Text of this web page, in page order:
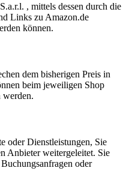
, mittels dessen durch die
Links zu Amazon.de
können.
dem bisherigen Preis in
beim jeweiligen Shop
werden.
oder Dienstleistungen, Sie
Anbieter weitergeleitet. Sie
oder